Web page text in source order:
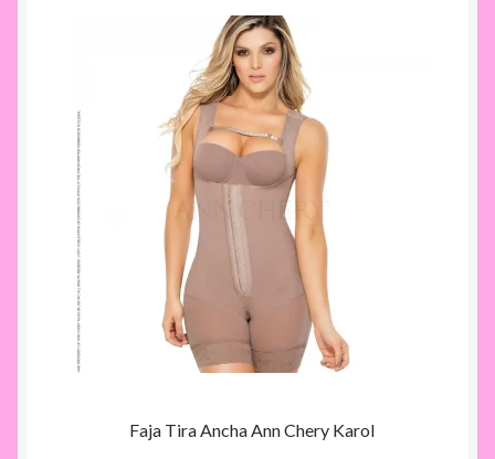
Faja Tira Ancha Ann Chery Karol